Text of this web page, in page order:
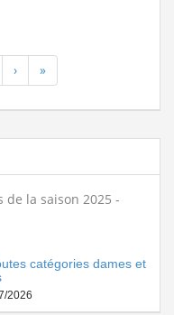
› »
la saison 2025 -
catégories dames et
2026